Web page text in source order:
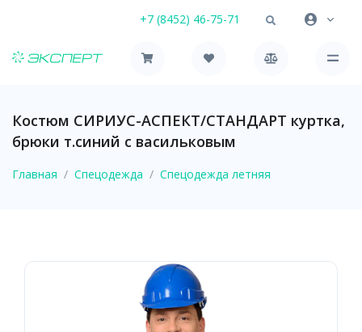
+7 (8452) 46-75-71
Костюм СИРИУС-АСПЕКТ/СТАНДАРТ куртка,
брюки т.синий с васильковым
Главная Спецодежда Спецодежда летняя